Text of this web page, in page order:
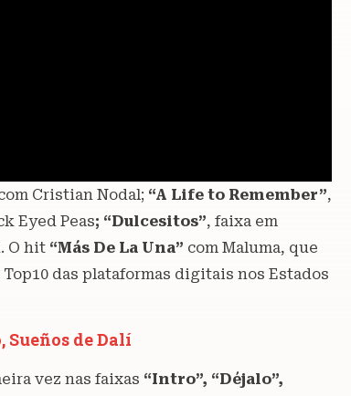
Cristian Nodal; “A Life to Remember”,
Eyed Peas; “Dulcesitos”, faixa em
O hit “Más De La Una” com Maluma, que
das plataformas digitais nos Estados
de Dalí
vez nas faixas “Intro”, “Déjalo”,